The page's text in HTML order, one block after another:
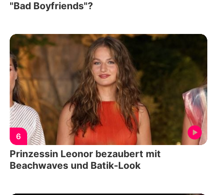
"Bad Boyfriends"?
6
Prinzessin Leonor bezaubert mit
Beachwaves und Batik-Look